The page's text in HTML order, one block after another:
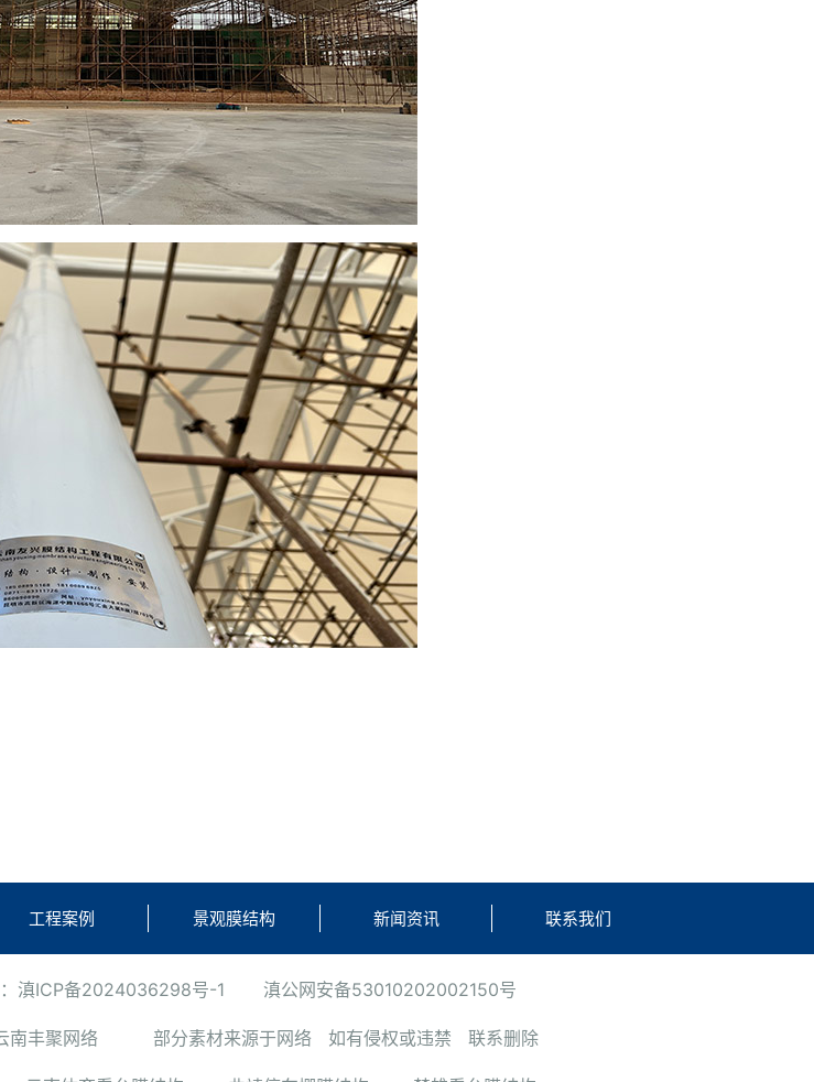
工程案例 景观膜结构 新闻资讯 联系我们
滇ICP备2024036298号-1 滇公网安备53010202002150号
聚网络 部分素材来源于网络 如有侵权或违禁 联系删除